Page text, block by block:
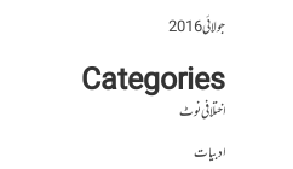
جولائی 2016
Categories
اختلافی نوٹ
ادبیات